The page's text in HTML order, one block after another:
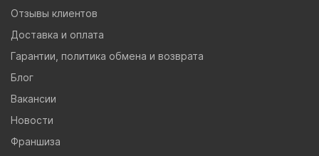
Отзывы клиентов
Доставка и оплата
Гарантии, политика обмена и возврата
Блог
Вакансии
Новости
Франшиза